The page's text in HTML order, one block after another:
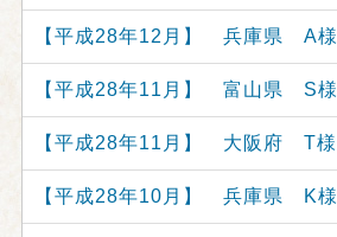
【平成28年12月】 兵庫県 A様
【平成28年11月】 富山県 S様
【平成28年11月】 大阪府 T様
【平成28年10月】 兵庫県 K様